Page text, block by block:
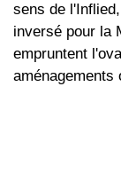
sens de
inversé pour la
empruntent